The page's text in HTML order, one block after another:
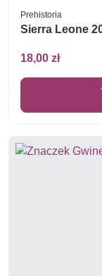
Prehistoria
Sierra Leone
18,00 zł